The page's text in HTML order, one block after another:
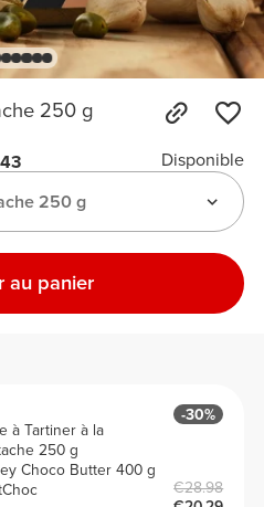
250 g
Disponible
250 g
au panier
à Tartiner à la
250 g
Choco Butter 400 g
-30%
€28.98